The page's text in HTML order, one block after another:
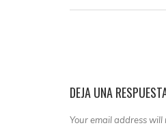
DEJA UNA
Your email address